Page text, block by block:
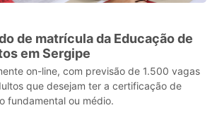
de matrícula da Educação de
em Sergipe
on-line, com previsão de 1.500 vagas
que desejam ter a certificação de
fundamental ou médio.